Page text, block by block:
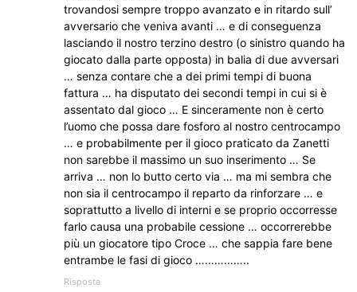
trovandosi sempre troppo avanzato e in ritardo sull’
avversario che veniva avanti … e di conseguenza
lasciando il nostro terzino destro (o sinistro quando ha
giocato dalla parte opposta) in balia di due avversari
… senza contare che a dei primi tempi di buona
fattura … ha disputato dei secondi tempi in cui si è
assentato dal gioco … E sinceramente non è certo
l’uomo che possa dare fosforo al nostro centrocampo
… e probabilmente per il gioco praticato da Zanetti
non sarebbe il massimo un suo inserimento … Se
arriva … non lo butto certo via … ma mi sembra che
non sia il centrocampo il reparto da rinforzare … e
soprattutto a livello di interni e se proprio occorresse
farlo causa una probabile cessione … occorrerebbe
più un giocatore tipo Croce … che sappia fare bene
entrambe le fasi di gioco ……………..
Risposta